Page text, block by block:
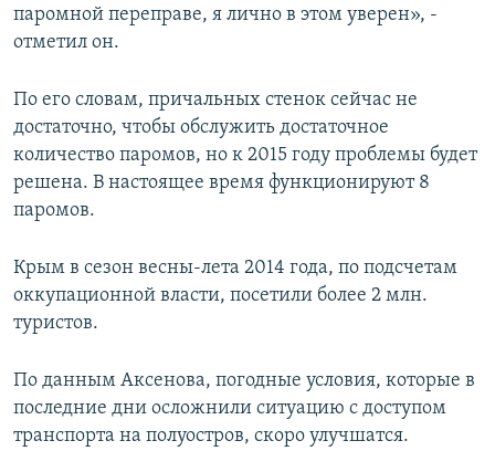
паромной переправе, я лично в этом уверен», -
отметил он.
По его словам, причальных стенок сейчас не
достаточно, чтобы обслужить достаточное
количество паромов, но к 2015 году проблемы будет
решена. В настоящее время функционируют 8
паромов.
Крым в сезон весны-лета 2014 года, по подсчетам
оккупационной власти, посетили более 2 млн.
туристов.
По данным Аксенова, погодные условия, которые в
последние дни осложнили ситуацию с доступом
транспорта на полуостров, скоро улучшатся.